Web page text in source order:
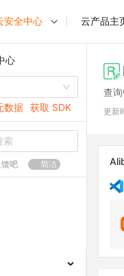
安全中心 云产品主
心
数据 获取 SDK
馈吧 简洁
查
更新